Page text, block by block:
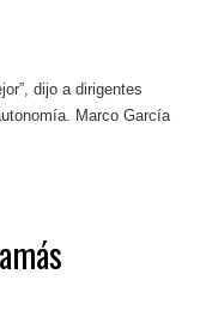
dijo a dirigentes
Marco García